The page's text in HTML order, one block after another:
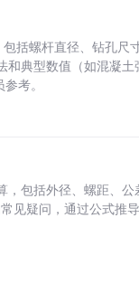
括螺杆直径、钻孔尺
典型数值（如混凝
考。
，包括外径、螺距、
见疑问，通过公式